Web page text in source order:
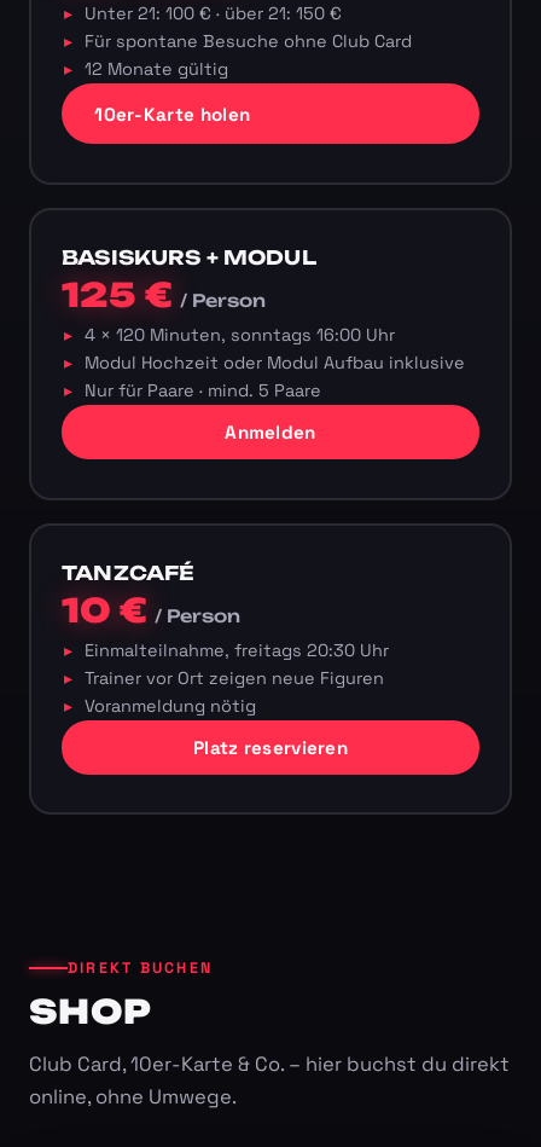
Unter 21: 100 € · über 21: 150 €
Für spontane Besuche ohne Club Card
12 Monate gültig
10er-Karte holen
BASISKURS + MODUL
125 €/ Person
4 × 120 Minuten, sonntags 16:00 Uhr
Modul Hochzeit oder Modul Aufbau inklusive
Nur für Paare · mind. 5 Paare
Anmelden
TANZCAFÉ
10 €/ Person
Einmalteilnahme, freitags 20:30 Uhr
Trainer vor Ort zeigen neue Figuren
Voranmeldung nötig
Platz reservieren
DIREKT BUCHEN
SHOP
Club Card, 10er-Karte & Co. – hier buchst du direkt
online, ohne Umwege.